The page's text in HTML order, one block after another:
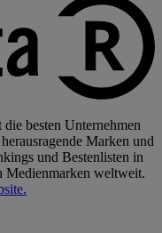
besten Unternehmen
Marken und
und Bestenlisten in
Medienmarken weltweit.